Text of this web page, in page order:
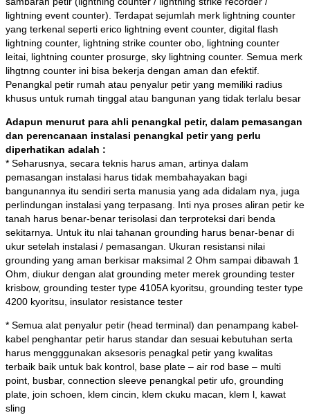
lightning event counter). Terdapat sejumlah merk lightning counter
yang terkenal seperti erico lightning event counter, digital flash
lightning counter, lightning strike counter obo, lightning counter
leitai, lightning counter prosurge, sky lightning counter. Semua merk
lihgtnng counter ini bisa bekerja dengan aman dan efektif.
Penangkal petir rumah atau penyalur petir yang memiliki radius
khusus untuk rumah tinggal atau bangunan yang tidak terlalu besar
Adapun menurut para ahli penangkal petir, dalam pemasangan
dan perencanaan instalasi penangkal petir yang perlu
diperhatikan adalah :
* Seharusnya, secara teknis harus aman, artinya dalam
pemasangan instalasi harus tidak membahayakan bagi
bangunannya itu sendiri serta manusia yang ada didalam nya, juga
perlindungan instalasi yang terpasang. Inti nya proses aliran petir ke
tanah harus benar-benar terisolasi dan terproteksi dari benda
sekitarnya. Untuk itu nlai tahanan grounding harus benar-benar di
ukur setelah instalasi / pemasangan. Ukuran resistansi nilai
grounding yang aman berkisar maksimal 2 Ohm sampai dibawah 1
Ohm, diukur dengan alat grounding meter merek grounding tester
krisbow, grounding tester type 4105A kyoritsu, grounding tester type
4200 kyoritsu, insulator resistance tester
* Semua alat penyalur petir (head terminal) dan penampang kabel-
kabel penghantar petir harus standar dan sesuai kebutuhan serta
harus mengggunakan aksesoris penagkal petir yang kwalitas
terbaik baik untuk bak kontrol, base plate – air rod base – multi
point, busbar, connection sleeve penangkal petir ufo, grounding
plate, join schoen, klem cincin, klem ckuku macan, klem l, kawat
sling